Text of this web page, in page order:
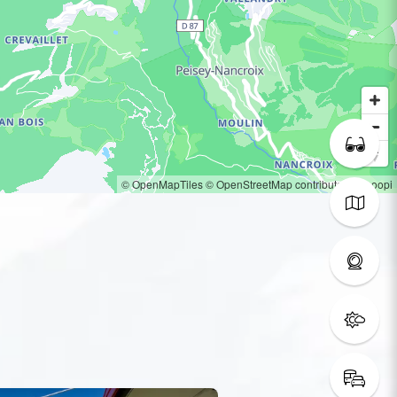
© OpenMapTiles© OpenStreetMap contributors © Loopi